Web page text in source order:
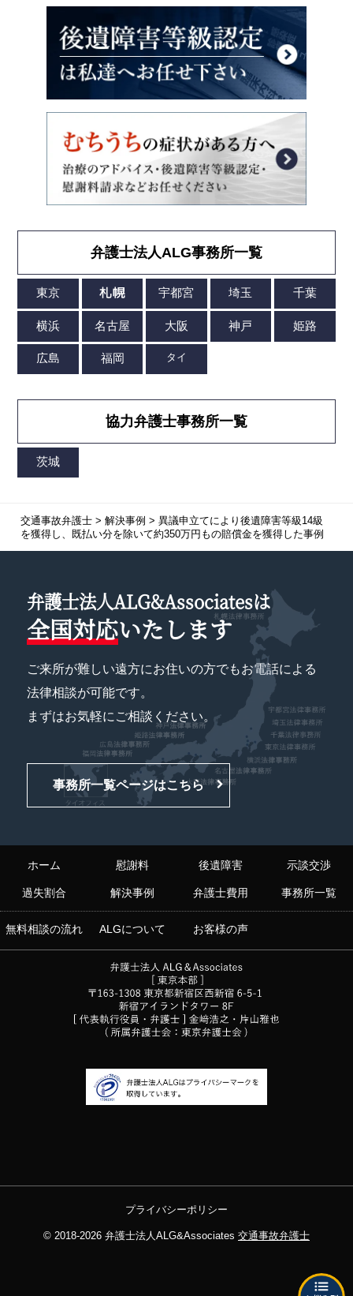
弁護士法人ALG事務所一覧
協力弁護士事務所一覧
交通事故弁護士> 解決事例 > 異議申立てにより後遺障害等級14級
を獲得し、既払い分を除いて約350万円もの賠償金を獲得した事例
弁護士法人ALG&Associatesは
全国対応いたします
ご来所が難しい遠方にお住いの方でもお電話による
法律相談が可能です。
まずはお気軽にご相談ください。
事務所一覧ページはこちら
ホーム 慰謝料 後遺障害 示談交渉
過失割合 解決事例 弁護士費用 事務所一覧
無料相談の流れ ALGについて お客様の声
プライバシーポリシー
© 2018-2026 弁護士法人ALG&Associates 交通事故弁護士